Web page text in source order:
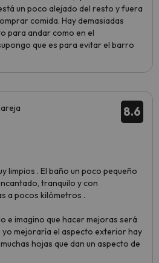
un poco alejado del resto y fuera
comida. Hay demasiadas
para andar como en el
que es para evitar el barro
8.6
limpios . El baño un poco pequeño
tranquilo y con
a pocos kilómetros .
e imagino que hacer mejoras será
yo mejoraría el aspecto exterior hay
hojas que dan un aspecto de